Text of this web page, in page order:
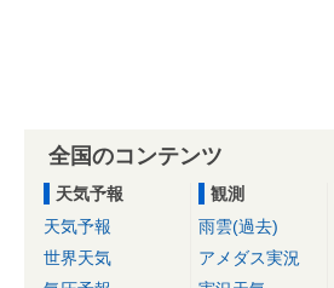
全国のコンテンツ
天気予報
天気予報
世界天気
観測
雨雲(過去)
アメダス実況